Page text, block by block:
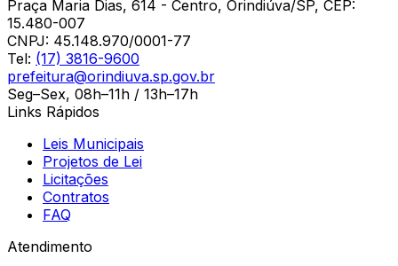
Praça Maria Dias, 614 - Centro, Orindiúva/SP, CEP:
15.480-007
CNPJ: 45.148.970/0001-77
Tel: (17) 3816-9600
prefeitura@orindiuva.sp.gov.br
Seg–Sex, 08h–11h / 13h–17h
Links Rápidos
Leis Municipais
Projetos de Lei
Licitações
Contratos
FAQ
Atendimento